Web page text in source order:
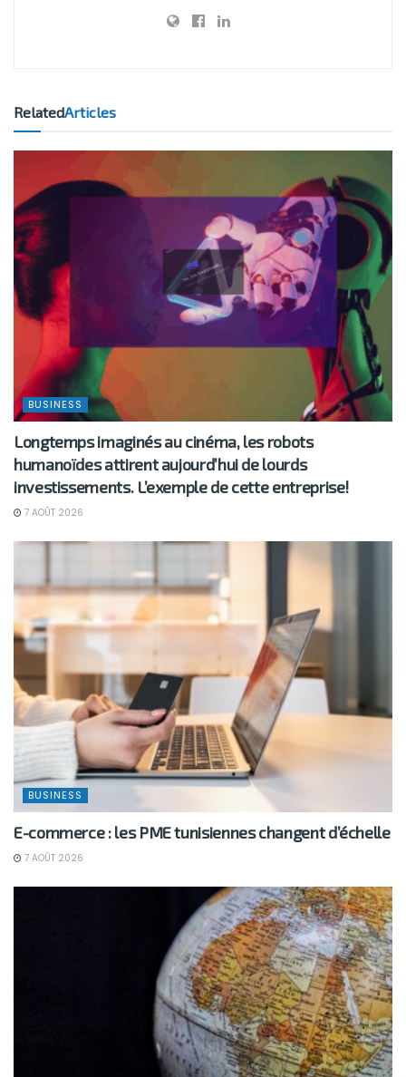
RelatedArticles
BUSINESS
Longtemps imaginés au cinéma, les robots
humanoïdes attirent aujourd’hui de lourds
investissements. L’exemple de cette entreprise!
7 AOÛT 2026
BUSINESS
E-commerce : les PME tunisiennes changent d’échelle
7 AOÛT 2026